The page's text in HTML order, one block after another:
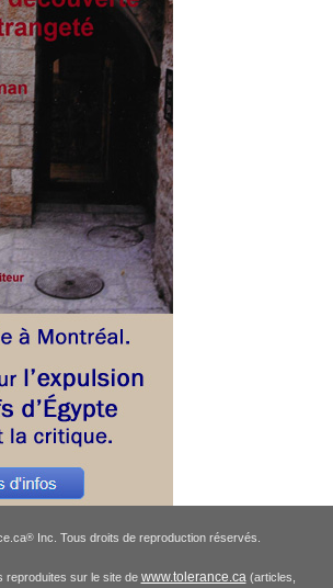
®Inc. Tous droits de reproduction réservés.
reproduites sur le site de www.tolerance.ca (articles,